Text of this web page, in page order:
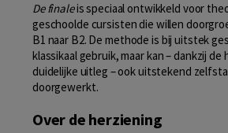
De finaleis speciaal ontwikkeld voor
geschoolde cursisten die willen
B1 naar B2. De methode is bij uitstek
klassikaal gebruik, maar kan – dankzij
duidelijke uitleg – ook uitstekend
doorgewerkt.
Over de herziening